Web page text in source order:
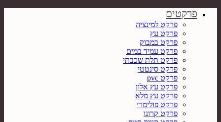
פרקטים
פרקט למינציה
פרקט עץ
פרקט במבוק
פרקט עמיד במים
פרקט תלת שכבתי
פרקט סינטטי
פרקט pvc
פרקט עץ אלון
פרקט עץ מלא
פרקט פולימרי
פרקט קרונו